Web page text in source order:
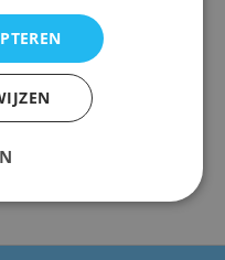
bt-100
xrs4000
nieuw: 7